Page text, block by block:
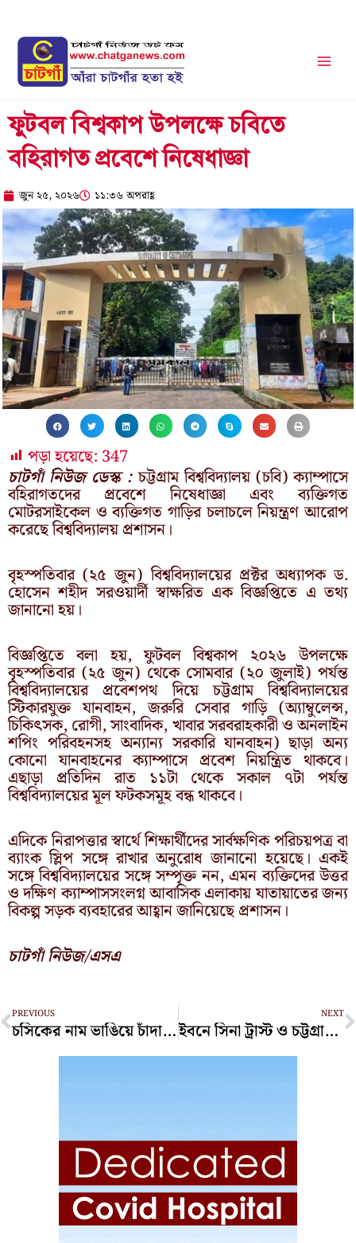
content
ফুটবল বিশ্বকাপ উপলক্ষে চবিতে
বহিরাগত প্রবেশে নিষেধাজ্ঞা
জুন ২৫, ২০২৬ ১১:৩৬ অপরাহ্ণ
পড়া হয়েছে: 347
চাটগাঁ নিউজ ডেস্ক : চট্টগ্রাম বিশ্ববিদ্যালয় (চবি) ক্যাম্পাসে
বহিরাগতদের প্রবেশে নিষেধাজ্ঞা এবং ব্যক্তিগত
মোটরসাইকেল ও ব্যক্তিগত গাড়ির চলাচলে নিয়ন্ত্রণ আরোপ
করেছে বিশ্ববিদ্যালয় প্রশাসন।
বৃহস্পতিবার (২৫ জুন) বিশ্ববিদ্যালয়ের প্রক্টর অধ্যাপক ড.
হোসেন শহীদ সরওয়ার্দী স্বাক্ষরিত এক বিজ্ঞপ্তিতে এ তথ্য
জানানো হয়।
বিজ্ঞপ্তিতে বলা হয়, ফুটবল বিশ্বকাপ ২০২৬ উপলক্ষে
বৃহস্পতিবার (২৫ জুন) থেকে সোমবার (২০ জুলাই) পর্যন্ত
বিশ্ববিদ্যালয়ের প্রবেশপথ দিয়ে চট্টগ্রাম বিশ্ববিদ্যালয়ের
স্টিকারযুক্ত যানবাহন, জরুরি সেবার গাড়ি (অ্যাম্বুলেন্স,
চিকিৎসক, রোগী, সাংবাদিক, খাবার সরবরাহকারী ও অনলাইন
শপিং পরিবহনসহ অন্যান্য সরকারি যানবাহন) ছাড়া অন্য
কোনো যানবাহনের ক্যাম্পাসে প্রবেশ নিয়ন্ত্রিত থাকবে।
এছাড়া প্রতিদিন রাত ১১টা থেকে সকাল ৭টা পর্যন্ত
বিশ্ববিদ্যালয়ের মূল ফটকসমূহ বন্ধ থাকবে।
এদিকে নিরাপত্তার স্বার্থে শিক্ষার্থীদের সার্বক্ষণিক পরিচয়পত্র বা
ব্যাংক স্লিপ সঙ্গে রাখার অনুরোধ জানানো হয়েছে। একই
সঙ্গে বিশ্ববিদ্যালয়ের সঙ্গে সম্পৃক্ত নন, এমন ব্যক্তিদের উত্তর
ও দক্ষিণ ক্যাম্পাসসংলগ্ন আবাসিক এলাকায় যাতায়াতের জন্য
বিকল্প সড়ক ব্যবহারের আহ্বান জানিয়েছে প্রশাসন।
চাটগাঁ নিউজ/এসএ
Prev
PREVIOUS
চসিকের নাম ভাঙিয়ে চাঁদাবাজির অভিযোগ, পতেঙ্গায় উচ্ছেদ অভিযান
NEXT
ইবনে সিনা ট্রাস্ট ও চট্টগ্রাম প্রেস ক্লাবের মধ্যে চুক্তি সই